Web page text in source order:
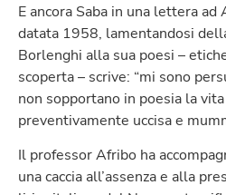
E ancora Saba in una lettera
datata 1958, lamentandosi
Borlenghi alla sua poesi –
scoperta – scrive: “mi sono
non sopportano in poesia la
preventivamente uccisa e
Il professor Afribo ha
una caccia all’assenza e alla